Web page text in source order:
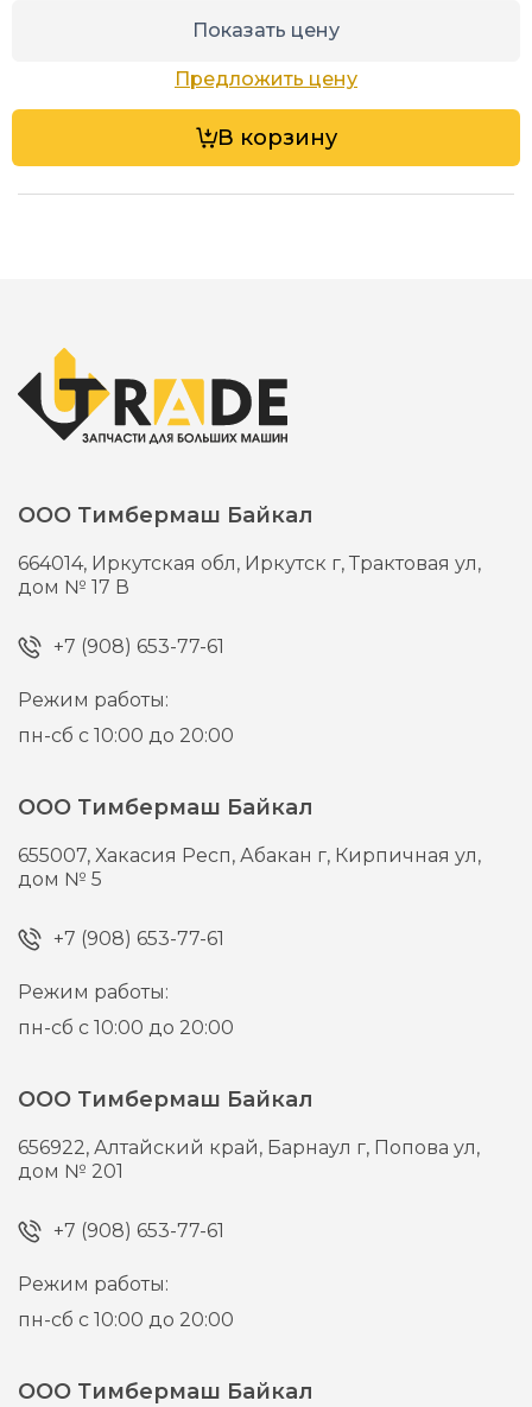
Показать цену
Предложить цену
В корзину
ООО Тимбермаш Байкал
664014, Иркутская обл, Иркутск г,Трактовая ул,
дом № 17 В
+7 (908) 653-77-61
Режим работы:
пн-сб с 10:00 до 20:00
ООО Тимбермаш Байкал
655007,Хакасия Респ, Абакан г, Кирпичная ул,
дом № 5
+7 (908) 653-77-61
Режим работы:
пн-сб с 10:00 до 20:00
ООО Тимбермаш Байкал
656922,Алтайский край, Барнаул г, Попова ул,
дом № 201
+7 (908) 653-77-61
Режим работы:
пн-сб с 10:00 до 20:00
ООО Тимбермаш Байкал